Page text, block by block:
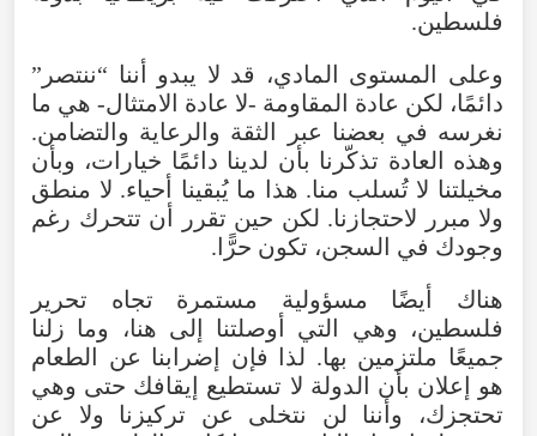
فلسطين.
وعلى المستوى المادي، قد لا يبدو أننا “ننتصر”
دائمًا، لكن عادة المقاومة -لا عادة الامتثال- هي ما
نغرسه في بعضنا عبر الثقة والرعاية والتضامن.
وهذه العادة تذكّرنا بأن لدينا دائمًا خيارات، وبأن
مخيلتنا لا تُسلب منا. هذا ما يُبقينا أحياء. لا منطق
ولا مبرر لاحتجازنا. لكن حين تقرر أن تتحرك رغم
وجودك في السجن، تكون حرًّا.
هناك أيضًا مسؤولية مستمرة تجاه تحرير
فلسطين، وهي التي أوصلتنا إلى هنا، وما زلنا
جميعًا ملتزمين بها. لذا فإن إضرابنا عن الطعام
هو إعلان بأن الدولة لا تستطيع إيقافك حتى وهي
تحتجزك، وأننا لن نتخلى عن تركيزنا ولا عن